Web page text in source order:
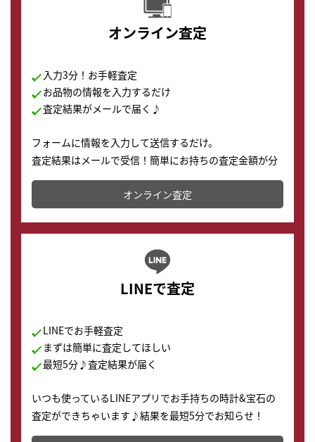
オンライン査定
入力3分！お手軽査定
お品物の情報を入力するだけ
査定結果がメールで届く♪
フォームに情報を入力して送信するだけ。
査定結果はメールで受信！簡単にお持ちの査定金額が分
かります。
オンライン査定
LINEで査定
LINEでお手軽査定
まずは簡単に査定してほしい
最短5分♪査定結果が届く
いつも使っているLINEアプリでお手持ちの時計&宝石の
査定ができちゃいます♪結果を最短5分でお知らせ！
どこからでもすぐに査定金額を知ることが出来ます。